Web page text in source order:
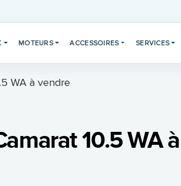
MOTEURS ACCESSOIRES SERVICES
WA à vendre
10.5 WA